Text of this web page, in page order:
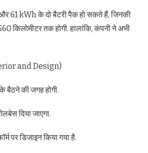
61 kWh के दो बैटरी पैक हो सकते हैं, जिनकी
किलोमीटर तक होगी. हालांकि, कंपनी ने अभी
and Design)
बैठने की जगह होगी.
दिया जाएगा.
पर डिजाइन किया गया है.